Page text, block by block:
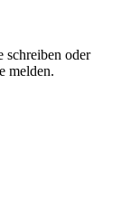
schreiben oder
melden.